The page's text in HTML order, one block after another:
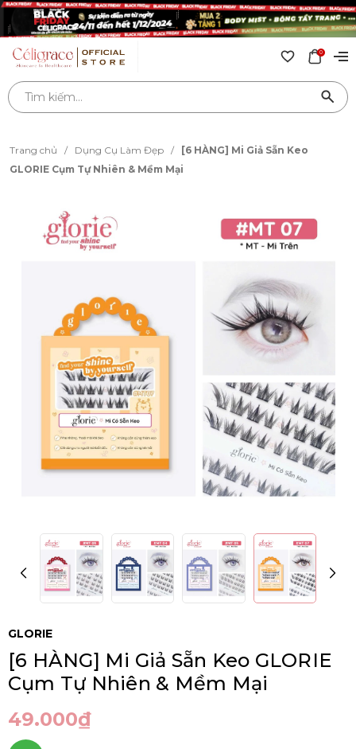
0
Trang chủ / Dụng Cụ Làm Đẹp /
[6 HÀNG] Mi Giả Sẵn Keo
GLORIE Cụm Tự Nhiên & Mềm Mại
GLORIE
[6 HÀNG] Mi Giả Sẵn Keo GLORIE
Cụm Tự Nhiên & Mềm Mại
49.000₫